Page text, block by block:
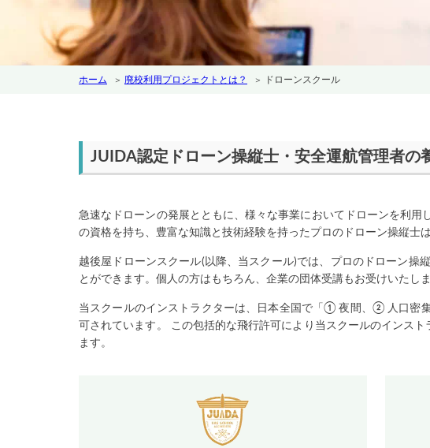
ホーム 廃校利用プロジェクトとは？ ドローンスクール
JUIDA認定ドローン操縦士・安全運航管理者の
急速なドローンの発展とともに、様々な事業においてドローンを利
の資格を持ち、豊富な知識と技術経験を持ったプロのドローン操縦士
越後屋ドローンスクール(以降、当スクール)では、プロのドローン操
とができます。個人の方はもちろん、企業の団体受講もお受けいたしま
当スクールのインストラクターは、日本全国で「① 夜間、② 人口密
可されています。 この包括的な飛行許可により当スクールのインス
ます。